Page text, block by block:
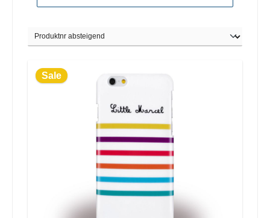
Sale